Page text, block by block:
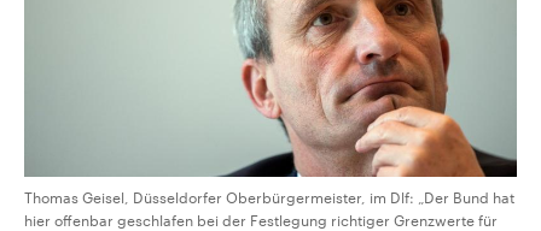
Thomas Geisel, Düsseldorfer Oberbürgermeister, im Dlf: „Der Bund hat
hier offenbar geschlafen bei der Festlegung richtiger Grenzwerte für